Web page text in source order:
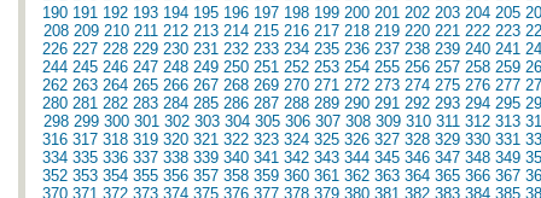
190 191 192 193 194 195 196 197 198 199 200 201 202 203 204 205
208 209 210 211 212 213 214 215 216 217 218 219 220 221 222 223
226 227 228 229 230 231 232 233 234 235 236 237 238 239 240 241
244 245 246 247 248 249 250 251 252 253 254 255 256 257 258 259
262 263 264 265 266 267 268 269 270 271 272 273 274 275 276 277
280 281 282 283 284 285 286 287 288 289 290 291 292 293 294 295
298 299 300 301 302 303 304 305 306 307 308 309 310 311 312 313
316 317 318 319 320 321 322 323 324 325 326 327 328 329 330 331
334 335 336 337 338 339 340 341 342 343 344 345 346 347 348 349
352 353 354 355 356 357 358 359 360 361 362 363 364 365 366 367
370 371 372 373 374 375 376 377 378 379 380 381 382 383 384 385